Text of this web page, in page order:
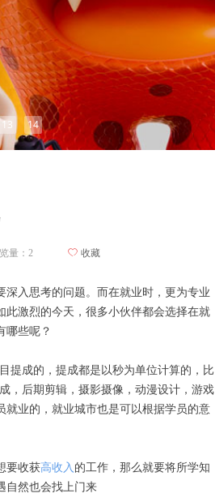
13 14
入思考的问题。而在就业时，更为专业
此激烈的今天，很多小伙伴都会选择在就
哪些呢？
提成的，提成都是以秒为单位计算的，比
，后期剪辑，摄影摄像，动漫设计，游戏
业的，就业城市也是可以根据学员的意
要收获高收入 的工作，那么就要将所学知
自然也会找上门来
ꄀ 收藏
量： 2